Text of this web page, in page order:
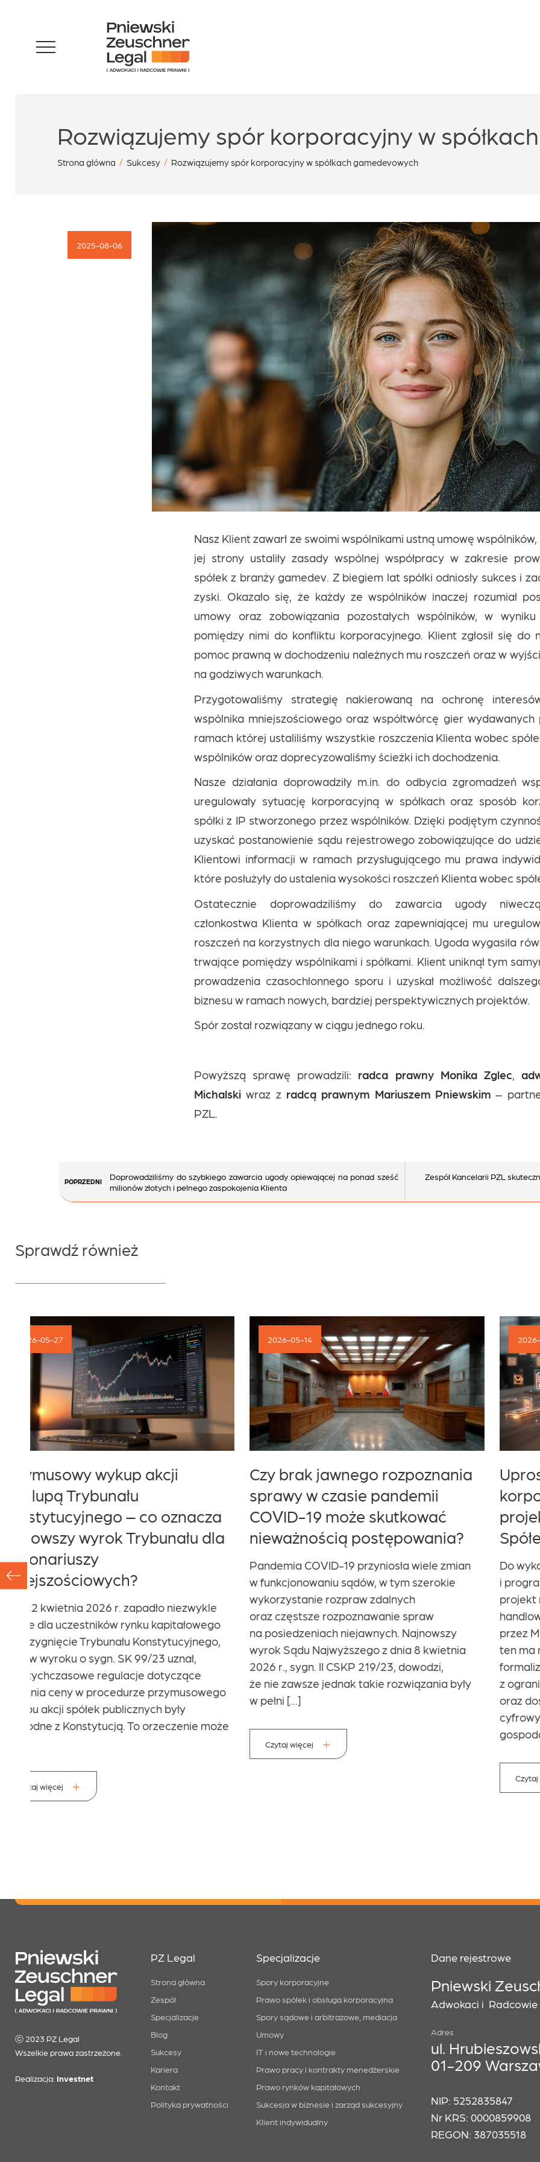
content
Sukcesy
Aktualności
Rozwiązujemy spór korporacyjny w
Strona główna / Sukcesy / Rozwiązujemy spór korporacyjny w spółkach gamedevowych
2025-08-06
Nasz Klient zawarł ze swoimi wspólnikami ustną umowę
jej strony ustaliły zasady wspólnej współpracy w zakresie
spółek z branży gamedev. Z biegiem lat spółki odniosły sukces i
zyski. Okazało się, że każdy ze wspólników inaczej rozumiał
umowy oraz zobowiązania pozostałych wspólników, w
pomiędzy nimi do konfliktu korporacyjnego. Klient zgłosił się do
pomoc prawną w dochodzeniu należnych mu roszczeń oraz w
na godziwych warunkach.
Przygotowaliśmy strategię nakierowaną na ochronę
wspólnika mniejszościowego oraz współtwórcę gier wydawanych
ramach której ustaliliśmy wszystkie roszczenia Klienta wobec
wspólników oraz doprecyzowaliśmy ścieżki ich dochodzenia.
Nasze działania doprowadziły m.in. do odbycia zgromadzeń
uregulowały sytuację korporacyjną w spółkach oraz sposób
spółki z IP stworzonego przez wspólników. Dzięki podjętym
uzyskać postanowienie sądu rejestrowego zobowiązujące do
Klientowi informacji w ramach przysługującego mu prawa
które posłużyły do ustalenia wysokości roszczeń Klienta wobec
Ostatecznie doprowadziliśmy do zawarcia ugody
członkostwa Klienta w spółkach oraz zapewniającej mu
roszczeń na korzystnych dla niego warunkach. Ugoda wygasiła
trwające pomiędzy wspólnikami i spółkami. Klient uniknął tym
prowadzenia czasochłonnego sporu i uzyskał możliwość
biznesu w ramach nowych, bardziej perspektywicznych projektów.
Spór został rozwiązany w ciągu jednego roku.
Powyższą sprawę prowadzili: radca prawny Monika Zglec
Michalski wraz z radcą prawnym Mariuszem Pniewskim –
PZL.
Nawigacja
wpisu
POPRZEDNI
Doprowadziliśmy do szybkiego zawarcia ugody opiewającej na ponad sześć
milionów złotych i pełnego zaspokojenia Klienta
Zespół Kancelarii PZL
Sprawdź również
2026-05-14
Czy brak jawnego rozpoznania
sprawy w czasie pandemii
COVID-19 może skutkować
nieważnością postępowania?
Pandemia COVID-19 przyniosła wiele zmian
w funkcjonowaniu sądów, w tym szerokie
oraz częstsze rozpoznawanie spraw
na posiedzeniach niejawnych. Najnowszy
wyrok Sądu Najwyższego z dnia 8 kwietnia
2026 r., sygn. II CSKP 219/23, dowodzi,
że nie zawsze jednak takie rozwiązania były
w pełni […]
2026-04-30
Uproszczenie procedur
korporacyjnych w spółce z o.o. –
projekt zmian w Kodeksie
Spółek Handlowych
Do wykazu prac legislacyjnych
i programowych Rady Ministrów wpisano
projekt nowelizacji Kodeksu spółek
handlowych (UDER98), przygotowany
przez Ministerstwo Sprawiedliwości. Projekt
ten ma na celu ograniczenie nadmiernego
formalizmu w funkcjonowaniu spółek
z ograniczoną odpowiedzialnością
oraz dostosowanie regulacji do realiów
gospodarczego. Proponowane zmiany […]
ⓒ 2023 PZ Legal
Wszelkie prawa zastrzeżone.
Realizacja: Investnet
PZ Legal
Strona główna
Zespół
Specjalizacje
Blog
Sukcesy
Kariera
Kontakt
Polityka prywatności
Specjalizacje
Spory korporacyjne
Prawo spółek i obsługa korporacyjna
Spory sądowe i arbitrażowe, mediacja
Umowy
IT i nowe technologie
Prawo pracy i kontrakty menedżerskie
Prawo rynków kapitałowych
Sukcesja w biznesie i zarząd sukcesyjny
Klient indywidualny
Dane rejestrowe
Pniewski
Adwokaci i Radcowie
Adres
ul.
01-209
NIP: 5252835847
Nr KRS: 0000859908
REGON: 387035518